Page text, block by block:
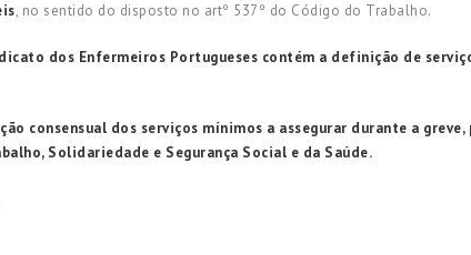
, no sentido do disposto no artº 537º do Código do Trabalho.
dos Enfermeiros Portugueses contém a definição de
consensual dos serviços mínimos a assegurar durante a
Solidariedade e Segurança Social e da Saúde.